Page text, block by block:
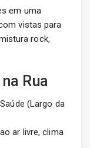
em uma
vistas para
rock,
Rua
(Largo da
ar livre, clima